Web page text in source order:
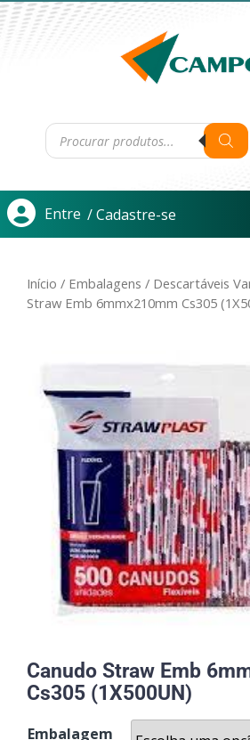
Entre / Cadastre-se
Início / Embalagens / Descartáveis
Straw Emb 6mmx210mm Cs305
Canudo Straw Emb
Cs305 (1X500UN)
Embalagem